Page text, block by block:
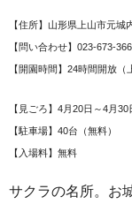
【住所】山形県上山市元城
【問い合わせ】023-673-
【開園時間】24時間開放（
【見ごろ】4月20日～4月30
【駐車場】40台（無料）
【入場料】無料
サクラの名所。お